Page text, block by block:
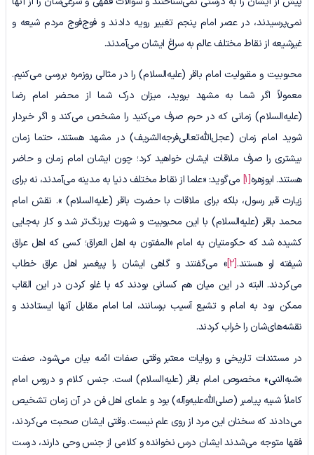
نمی‌پرسیدند، در عصر امام پنجم تغییر رویه دادند و فوج‌فوج مردم شیعه و
غیرشیعه از نقاط مختلف عالم به سراغ ایشان می‌آمدند.
محبوبیت و مقبولیت امام باقر (علیه‌السلام) را در مثالی روزمره بررسی می‌کنیم.
معمولاً اگر شما به مشهد بروید، میزان درک شما از محضر امام رضا
(علیه‌السلام) زمانی که در حرم صرف می‌کنید را مشخص می‌کند و اگر خبردار
شوید امام زمان (عجل‌الله‌تعالی‌فرجه‌الشریف) در مشهد هستند، حتما زمان
بیشتری را صرف ملاقات ایشان خواهید کرد؛ چون ایشان امام زمان و حاضر
هستند. ابوزهره[1] می‌گوید: «علما از نقاط مختلف دنیا به مدینه می‌آمدند، نه برای
زیارت قبر رسول، بلکه برای ملاقات با حضرت باقر (علیه‌السلام) ». نقش امام
محمد باقر (علیه‌السلام) با این محبوبیت و شهرت پررنگ‌تر ‌شد و کار به‌جایی
کشیده شد که حکومتیان به امام «المفتون به اهل العراق؛ کسی که اهل عراق
شیفته او هستند.[2] » می‌گفتند و گاهی ایشان را پیغمبر اهل عراق خطاب
می‌کردند. البته در این میان هم کسانی بودند که با غلو کردن در این القاب
ممکن بود به امام و تشیع آسیب برسانند، اما امام مقابل آنها ایستادند و
نقشه‌های‌شان را خراب کردند.
در مستندات تاریخی و روایات معتبر وقتی صفات ائمه بیان می‌شود، صفت
«شبه‌النبی» مخصوص امام باقر (علیه‌السلام) است. جنس کلام و دروس امام
کاملاً شبیه پیامبر (صلی‌الله‌علیه‌وآله) بود و علمای اهل فن در آن زمان تشخیص
می‌دادند که سخنان این مرد از روی علم نیست. وقتی ایشان صحبت می‌کردند،
فقها متوجه می‌شدند ایشان درس نخوانده و کلامی از جنس وحی دارند، درست